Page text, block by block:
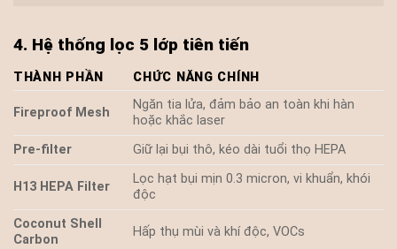
4. Hệ thống lọc 5 lớp tiên tiến
THÀNH PHẦN CHỨC NĂNG CHÍNH
Fireproof Mesh
Ngăn tia lửa, đảm bảo an toàn khi hàn
hoặc khắc laser
Pre-filter
Giữ lại bụi thô, kéo dài tuổi thọ HEPA
H13 HEPA Filter
Lọc hạt bụi mịn 0.3 micron, vi khuẩn, khói
độc
Coconut Shell
Carbon
Hấp thụ mùi và khí độc, VOCs